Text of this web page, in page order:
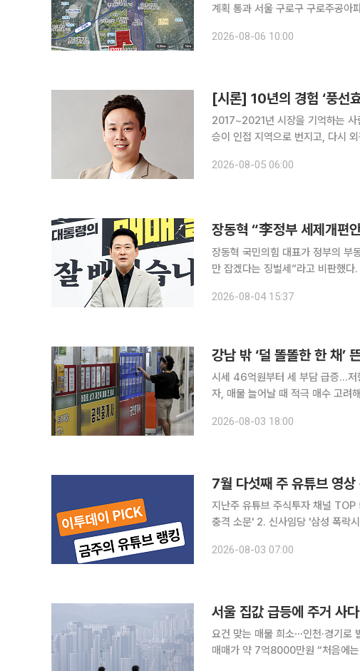
계획 통과 서울 구로구 구로주공아파트가 최고 49층, 3289가구 규모의 대단지로 재건축된다. 서
파트 재건축 정비계획을 비롯한 5
2026-08-06 10:00
[시론] 10년의 경험 ‘풍선
2017~2021년 시장을 기억하는 사
승이 인접 지역으로 번지고, 다시
으로 가는 것이 아니라 자신의 자금
2026-08-05 06:00
장동혁 “李정부 세제개편
장동혁 국민의힘 대표가 정부의 부
만 잡겠다는 징벌세”라고 비판했다. 장 대표는 4일 국회에서 기자회견을 열고 “이재명 대통령은 장
2026-08-04 15:37
시세 46억원부터 세 부담 급증…저
자, 매물 늘어날 때 적극 매수 고려해야" 정부의 세제 개편으로 '똘똘한 한 채'의 공식에도
가 이동할 가능성이 제기된다. 전문
2026-08-03 18:00
7월 다섯째 주 유튜브 영
지난주 유튜브 주식투자 채널
충격 소문' 2. 신사임당 '삼성 폭락
의 하반기 투자 전략' 5. 부읽남TV_
2026-08-03 07:00
서울 집값 급등에 주거 사
요건 맞는 매물 희소⋯인천·경기
매매가 약 7억8000만원 “처음에는 디딤돌 생애최초 대출을 활용해 서울 외곽 지역의 국평 아파트